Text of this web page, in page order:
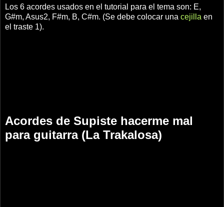
Los 6 acordes usados en el tutorial para el tema son: E,
G#m, Asus2, F#m, B, C#m. (Se debe colocar una cejilla en
el traste 1).
Acordes de Supiste hacerme mal
para guitarra (La Trakalosa)